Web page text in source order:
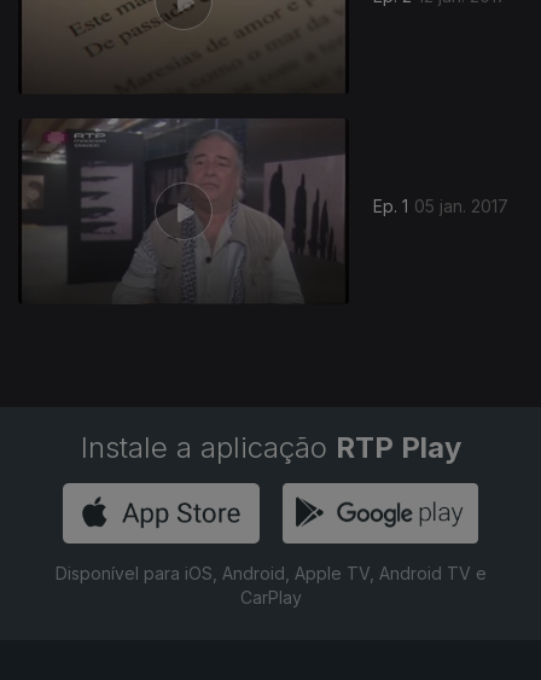
Ep. 1 05 jan. 2017
Instale a aplicação RTP Play
Disponível para iOS, Android, Apple TV, Android TV e
CarPlay